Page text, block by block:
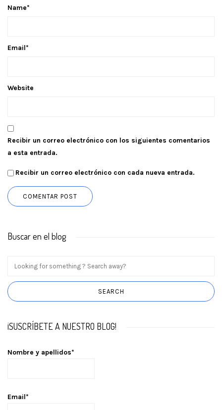
Name*
Email*
Website
Recibir un correo electrónico con los siguientes comentarios
a esta entrada.
Recibir un correo electrónico con cada nueva entrada.
Buscar en el blog
¡SUSCRÍBETE A NUESTRO BLOG!
Nombre y apellidos*
Email*